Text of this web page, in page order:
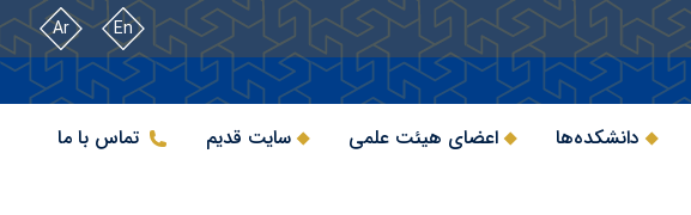
En
Ar
دانشکده‌ها اعضای هیئت علمی سایت قدیم تماس با ما